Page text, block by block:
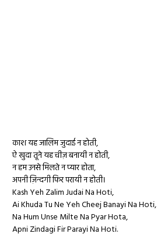
काश यह जालिम जुदाई न होती,
ऐ खुदा तूने यह चीज़ बनायी न होती,
न हम उनसे मिलते न प्यार होता,
अपनी ज़िन्दगी फिर परायी न होती।
Kash Yeh Zalim Judai Na Hoti,
Ai Khuda Tu Ne Yeh Cheej Banayi Na Hoti,
Na Hum Unse Milte Na Pyar Hota,
Apni Zindagi Fir Parayi Na Hoti.